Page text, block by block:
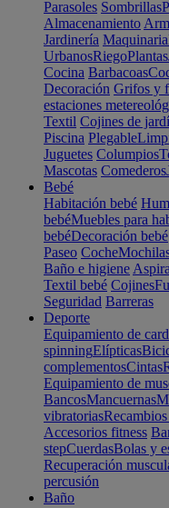
Parasoles Sombrillas
Almacenamiento
Jardinería Maquinaria
UrbanosRiegoPlantas
Cocina Barbacoas
Decoración Grifos y
estaciones
Textil Cojines de
Piscina Plegable
Juguetes Columpios
Mascotas Comederos
Bebé
Habitación bebé
bebéMuebles para
bebéDecoración bebé
Paseo Coche
Baño e higiene
Textil bebé Cojines
Seguridad Barreras
Deporte
Equipamiento de
spinningElípticas
complementosCintas
Equipamiento de
BancosMancuernas
vibratorias
Accesorios fitness
stepCuerdasBolas y
Recuperación
percusión
Baño